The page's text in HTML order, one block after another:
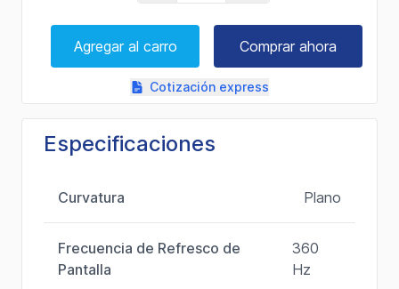
Agregar al carro Comprar ahora
Cotización express
Especificaciones
Curvatura Plano
Frecuencia de Refresco de
Pantalla
360
Hz